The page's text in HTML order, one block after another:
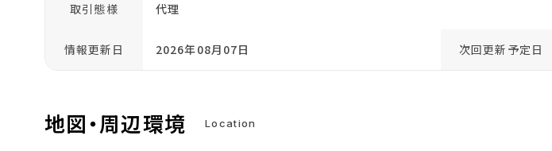
取引態様 代理
情報更新日 2026年08月07日 次回更新予定日
地図・周辺環境 Location